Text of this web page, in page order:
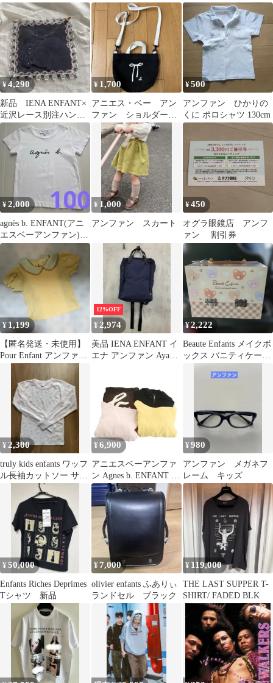
ーブ Tシャツ
100cm
サック ボディバッ
グ ウエストバッグ
紐調節可能 IENA
ENFANT イエナアン
ファン コラボ
Everyday Beltbag ベー
ジュ×ブラウン系 無
地 ロゴ レディース
¥4,290
新品 IENA ENFANT×
近沢レース別注ハンカ
チ ネイビー
¥ 1,700
アニエス・ベー アン
ファン ショルダーバ
ッグ
¥500
アンファン ひかりの
くに ポロシャツ 130cm
¥2,000
agnès b. ENFANT(アニ
エスベーアンファン)
半袖Tシャツ白 S
¥ 1,000
アンファン スカート
¥450
オグラ眼鏡店 アンフ
ァン 割引券
¥ 1,199
【匿名発送・未使用】
Pour Enfant アンファン
半袖ブラウス 110
12%OFF
¥ 2,974
美品 IENA ENFANT イ
エナ アンファン Aya
パック バッグ ネイビー
■■ レディース
¥2,222
Beaute Enfants メイクボ
ックス バニティケース
¥ 2,300
truly kids enfants ワッフ
ル長袖カットソー サー
¥ 6,900
アニエスベーアンファ
ン Agnes b. ENFANT ま
とめ売り まとめ売 4点
セット パーカー ベスト
フード ロゴ イ0 ピンク
黒 ブラック 茶 ブラウ
ン 黄 イエロー /AN76
■ECD001
¥980
アンファン メガネフ
レーム キッズ
¥50,000
Enfants Riches Deprimes
Tシャツ 新品
¥7,000
olivier enfants ふありぃ
ランドセル ブラック
¥ 119,000
THE LAST SUPPER T-
SHIRT/ FADED BLK